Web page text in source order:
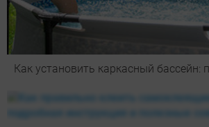
Как установить каркасный бассейн: